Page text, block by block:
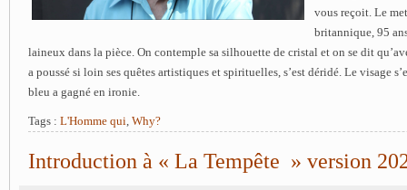
vous reçoit. Le
britannique, 95
laineux dans la pièce. On contemple sa silhouette de cristal et on se dit
a poussé si loin ses quêtes artistiques et spirituelles, s’est déridé. Le visage
bleu a gagné en ironie.
Tags : L'Homme qui, Why?
Introduction à « La Tempête » version